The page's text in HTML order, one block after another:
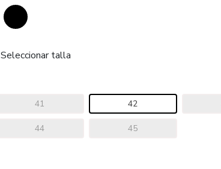
Seleccionar talla
41 42
44 45